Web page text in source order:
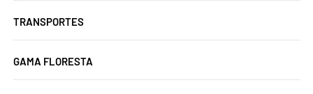
TRANSPORTES
GAMA FLORESTA